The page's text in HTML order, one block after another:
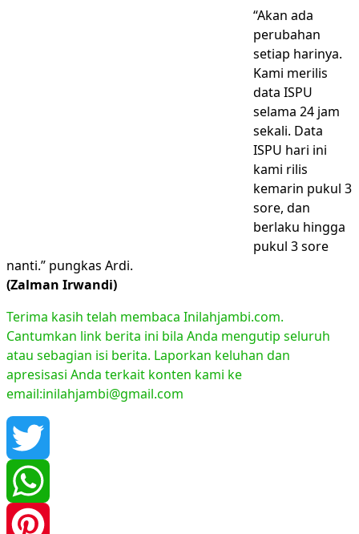
“Akan ada
perubahan
setiap harinya.
Kami merilis
data ISPU
selama 24 jam
sekali. Data
ISPU hari ini
kami rilis
kemarin pukul 3
sore, dan
berlaku hingga
pukul 3 sore
nanti.” pungkas Ardi.
(Zalman Irwandi)
Terima kasih telah membaca Inilahjambi.com.
Cantumkan link berita ini bila Anda mengutip seluruh
atau sebagian isi berita. Laporkan keluhan dan
apresisasi Anda terkait konten kami ke
email:inilahjambi@gmail.com
Twitter
WhatsApp